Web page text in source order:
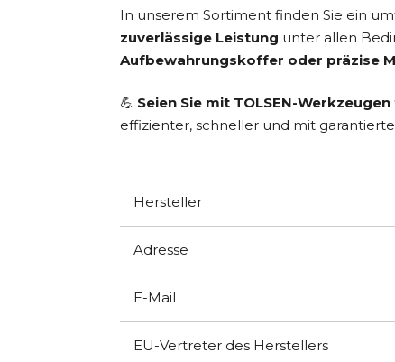
In unserem Sortiment finden Sie ein
zuverlässige Leistung unter allen
Aufbewahrungskoffer oder präzise
💪 Seien Sie mit TOLSEN-
effizienter, schneller und mit
Hersteller
Adresse
E-Mail
EU-Vertreter des Herstellers